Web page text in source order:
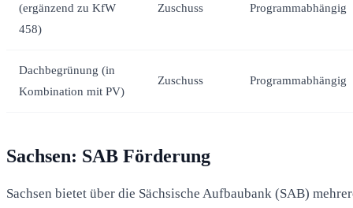
(ergänzend zu KfW
458)
Zuschuss Programmabhängig
Dachbegrünung (in
Kombination mit PV)
Zuschuss Programmabhängig
Sachsen: SAB Förderung
Sachsen bietet über die Sächsische Aufbaubank (SAB)